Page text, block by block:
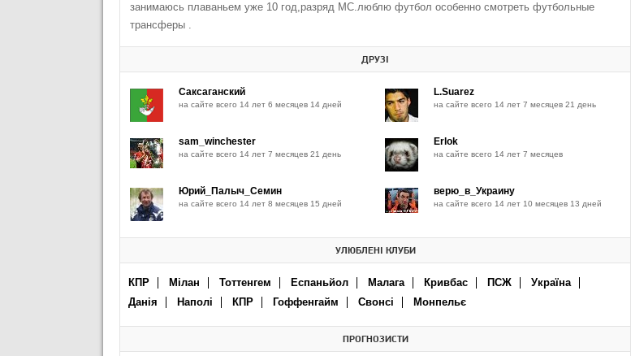
занимаюсь плаваньем уже 10 год,разряд МС.люблю футбол особенно смотреть футбольные
трансферы .
ДРУЗІ
Саксаганский
на сайте всего 14 лет 6 месяцев 14 дней
L.Suarez
на сайте всего 14 лет 7 месяцев 21 день
sam_winchester
на сайте всего 14 лет 7 месяцев 21 день
Erlok
на сайте всего 14 лет 7 месяцев
Юрий_Палыч_Семин
на сайте всего 14 лет 8 месяцев 15 дней
верю_в_Украину
на сайте всего 14 лет 10 месяцев 13 дней
УЛЮБЛЕНІ КЛУБИ
КПР Мілан Тоттенгем Еспаньйол Малага Кривбас ПСЖ
Україна
Данія
Наполі КПР Гоффенгайм Свонсі Монпельє
ПРОГНОЗИСТИ